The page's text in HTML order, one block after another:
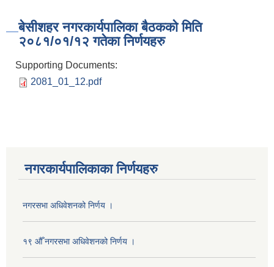
बे‍‍सीशहर नगरकार्यपालिका बैठककाे मिति
२०८१/०१/१२ गतेका निर्णयहरु
Supporting Documents:
2081_01_12.pdf
नगरकार्यपालिकाका निर्णयहरु
नगरसभा अधिवेशनको निर्णय ।
१९ औँ नगरसभा अधिवेशनको निर्णय ।